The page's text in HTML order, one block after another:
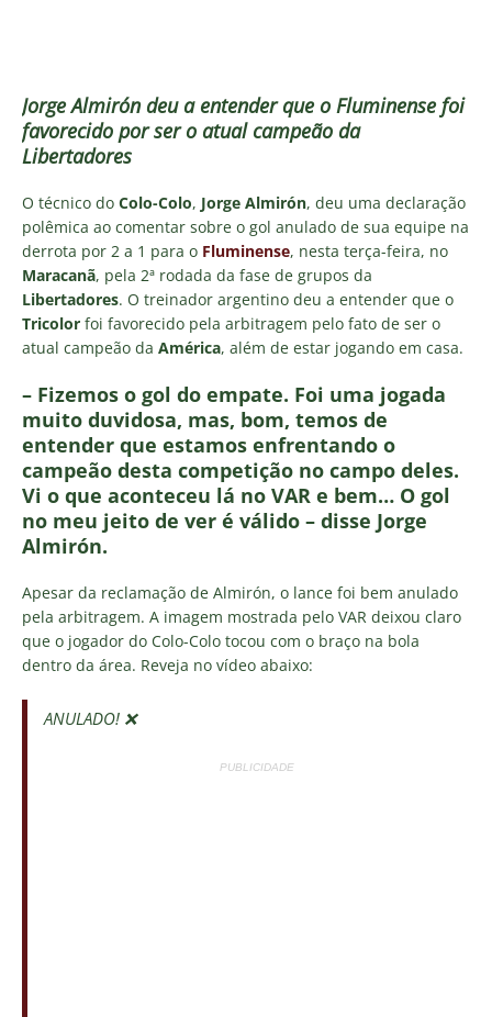
Jorge Almirón deu a entender que o Fluminense foi
favorecido por ser o atual campeão da
Libertadores
O técnico do Colo-Colo, Jorge Almirón, deu uma declaração
polêmica ao comentar sobre o gol anulado de sua equipe na
derrota por 2 a 1 para o Fluminense, nesta terça-feira, no
Maracanã, pela 2ª rodada da fase de grupos da
Libertadores. O treinador argentino deu a entender que o
Tricolor foi favorecido pela arbitragem pelo fato de ser o
atual campeão da América, além de estar jogando em casa.
– Fizemos o gol do empate. Foi uma jogada
muito duvidosa, mas, bom, temos de
entender que estamos enfrentando o
campeão desta competição no campo deles.
Vi o que aconteceu lá no VAR e bem… O gol
no meu jeito de ver é válido – disse Jorge
Almirón.
Apesar da reclamação de Almirón, o lance foi bem anulado
pela arbitragem. A imagem mostrada pelo VAR deixou claro
que o jogador do Colo-Colo tocou com o braço na bola
dentro da área. Reveja no vídeo abaixo:
ANULADO! ❌
PUBLICIDADE